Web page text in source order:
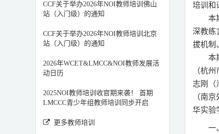
CCF关于举办2026年NOI教师培训佛山
站（入门级）的通知
CCF关于举办2026年NOI教师培训北京
站（入门级）的通知
2026年WCET&LMCC&NOI教师发展活
动日历
2025NOI教师培训收官期来袭！ 首期
LMCCC青少年组教师培训同步开启
更多教师培训
培训和
本
深教练
拔机制
本
（杭
志刚（
（南
华实验
一